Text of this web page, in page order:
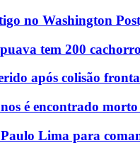
no Washington
tem 200
após colisão
é encontrado
Lima para